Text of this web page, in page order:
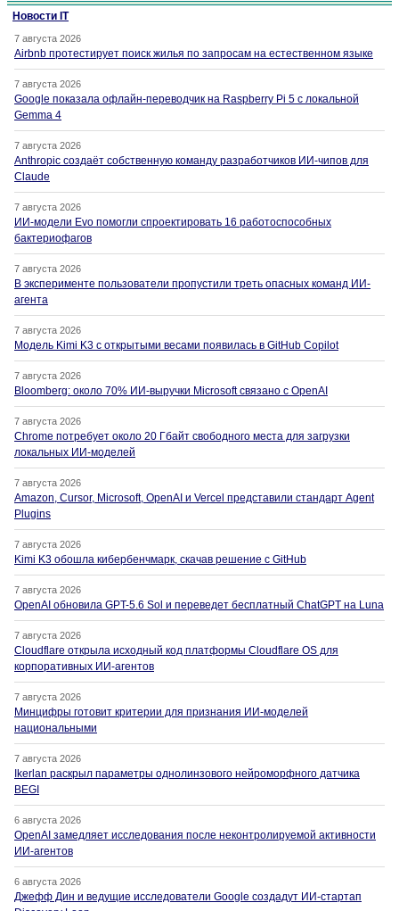
Новости IT
7 августа 2026
Airbnb протестирует поиск жилья по запросам на естественном языке
7 августа 2026
Google показала офлайн-переводчик на Raspberry Pi 5 с локальной
Gemma 4
7 августа 2026
Anthropic создаёт собственную команду разработчиков ИИ-чипов для
Claude
7 августа 2026
ИИ-модели Evo помогли спроектировать 16 работоспособных
бактериофагов
7 августа 2026
В эксперименте пользователи пропустили треть опасных команд ИИ-
агента
7 августа 2026
Модель Kimi K3 с открытыми весами появилась в GitHub Copilot
7 августа 2026
Bloomberg: около 70% ИИ-выручки Microsoft связано с OpenAI
7 августа 2026
Chrome потребует около 20 Гбайт свободного места для загрузки
локальных ИИ-моделей
7 августа 2026
Amazon, Cursor, Microsoft, OpenAI и Vercel представили стандарт Agent
Plugins
7 августа 2026
Kimi K3 обошла кибербенчмарк, скачав решение с GitHub
7 августа 2026
OpenAI обновила GPT-5.6 Sol и переведет бесплатный ChatGPT на Luna
7 августа 2026
Cloudflare открыла исходный код платформы Cloudflare OS для
корпоративных ИИ-агентов
7 августа 2026
Минцифры готовит критерии для признания ИИ-моделей
национальными
7 августа 2026
Ikerlan раскрыл параметры однолинзового нейроморфного датчика
BEGI
6 августа 2026
OpenAI замедляет исследования после неконтролируемой активности
ИИ-агентов
6 августа 2026
Джефф Дин и ведущие исследователи Google создадут ИИ-стартап